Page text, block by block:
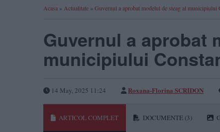
Acasa » Actualitate » Guvernul a aprobat modelul de steag al
Guvernul a aprobat
municipiului
14 May, 2025 11:24 Roxana-Florina SCRIDON
ARTICOL COMPLET DOCUMENTE (3)